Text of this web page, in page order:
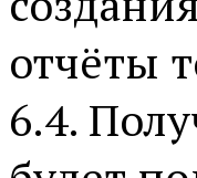
отчёты
6.4.